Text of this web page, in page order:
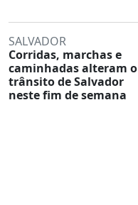
SALVADOR
Corridas, marchas e
caminhadas alteram o
trânsito de Salvador
neste fim de semana